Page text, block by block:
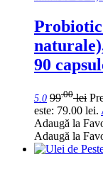
90
5.0 99.00 lei
este: 79.00 lei.
Adaugă la
Adaugă la